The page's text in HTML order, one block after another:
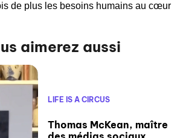
de plus les besoins humains au cœur
aimerez aussi
LIFE IS A CIRCUS
Thomas McKean, maître